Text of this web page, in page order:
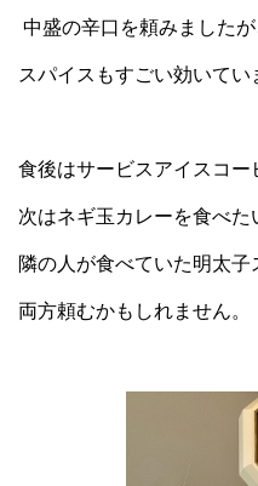
中盛の辛口を頼みましたが
スパイスもすごい効いてい
食後はサービスアイスコー
次はネギ玉カレーを食べた
隣の人が食べていた明太子
両方頼むかもしれません。